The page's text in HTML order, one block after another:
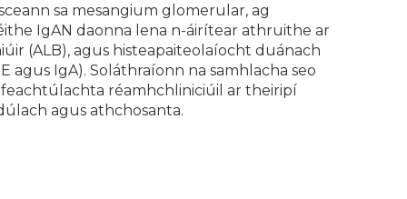
sa mesangium glomerular, ag
IgAN daonna lena n-áirítear athruithe ar
(ALB), agus histeapaiteolaíocht duánach
agus IgA). Soláthraíonn na samhlacha seo
réamhchliniciúil ar theiripí
agus athchosanta.